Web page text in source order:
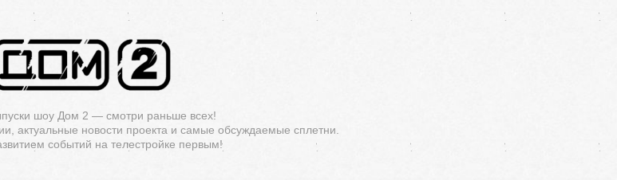
шоу Дом 2 — смотри раньше всех!
актуальные новости проекта и самые обсуждаемые сплетни.
событий на телестройке первым!